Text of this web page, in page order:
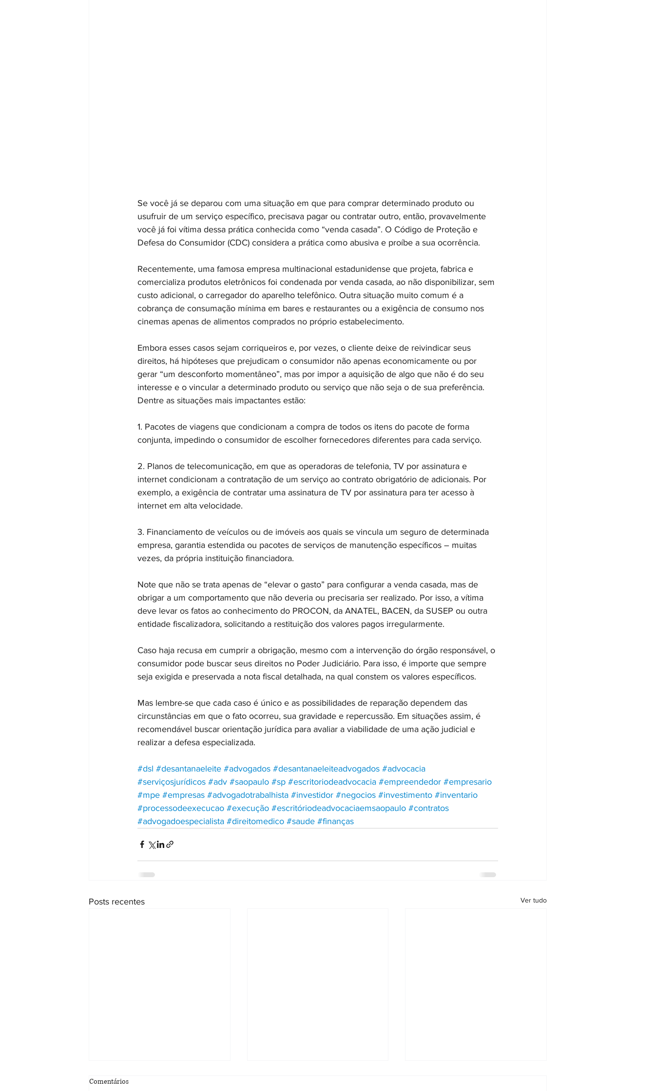
Se você já se deparou com uma situação em que para comprar determinado produto ou
usufruir de um serviço específico, precisava pagar ou contratar outro, então, provavelmente
você já foi vítima dessa prática conhecida como “venda casada”. O Código de Proteção e
Defesa do Consumidor (CDC) considera a prática como abusiva e proíbe a sua ocorrência.
Recentemente, uma famosa empresa multinacional estadunidense que projeta, fabrica e
comercializa produtos eletrônicos foi condenada por venda casada, ao não disponibilizar, sem
custo adicional, o carregador do aparelho telefônico. Outra situação muito comum é a
cobrança de consumação mínima em bares e restaurantes ou a exigência de consumo nos
cinemas apenas de alimentos comprados no próprio estabelecimento.
Embora esses casos sejam corriqueiros e, por vezes, o cliente deixe de reivindicar seus
direitos, há hipóteses que prejudicam o consumidor não apenas economicamente ou por
gerar “um desconforto momentâneo”, mas por impor a aquisição de algo que não é do seu
interesse e o vincular a determinado produto ou serviço que não seja o de sua preferência.
Dentre as situações mais impactantes estão:
1. Pacotes de viagens que condicionam a compra de todos os itens do pacote de forma
conjunta, impedindo o consumidor de escolher fornecedores diferentes para cada serviço.
2. Planos de telecomunicação, em que as operadoras de telefonia, TV por assinatura e
internet condicionam a contratação de um serviço ao contrato obrigatório de adicionais. Por
exemplo, a exigência de contratar uma assinatura de TV por assinatura para ter acesso à
internet em alta velocidade.
3. Financiamento de veículos ou de imóveis aos quais se vincula um seguro de determinada
empresa, garantia estendida ou pacotes de serviços de manutenção específicos – muitas
vezes, da própria instituição financiadora.
Note que não se trata apenas de “elevar o gasto” para configurar a venda casada, mas de
obrigar a um comportamento que não deveria ou precisaria ser realizado. Por isso, a vítima
deve levar os fatos ao conhecimento do PROCON, da ANATEL, BACEN, da SUSEP ou outra
entidade fiscalizadora, solicitando a restituição dos valores pagos irregularmente.
Caso haja recusa em cumprir a obrigação, mesmo com a intervenção do órgão responsável, o
consumidor pode buscar seus direitos no Poder Judiciário. Para isso, é importe que sempre
seja exigida e preservada a nota fiscal detalhada, na qual constem os valores específicos.
Mas lembre-se que cada caso é único e as possibilidades de reparação dependem das
circunstâncias em que o fato ocorreu, sua gravidade e repercussão. Em situações assim, é
recomendável buscar orientação jurídica para avaliar a viabilidade de uma ação judicial e
realizar a defesa especializada.
#dsl #desantanaeleite #advogados #desantanaeleiteadvogados #advocacia
#serviçosjurídicos #adv #saopaulo #sp #escritoriodeadvocacia #empreendedor #empresario
#mpe #empresas #advogadotrabalhista #investidor #negocios #investimento #inventario
#processodeexecucao #execução #escritóriodeadvocaciaemsaopaulo #contratos
#advogadoespecialista #direitomedico #saude #finanças
Posts recentes Ver tudo
Comentários